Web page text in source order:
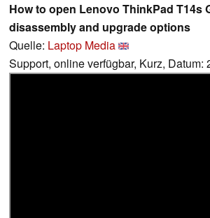
How to open Lenovo ThinkPad T14s
disassembly and upgrade options
Quelle: Laptop Media
Support, online verfügbar, Kurz, Datum: